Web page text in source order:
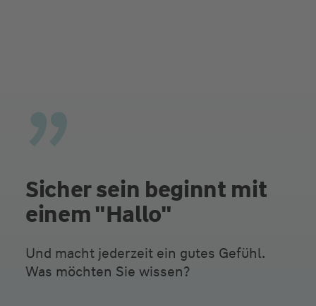
Sicher sein beginnt mit
einem "Hallo"
Und macht jederzeit ein gutes Gefühl.
Was möchten Sie wissen?